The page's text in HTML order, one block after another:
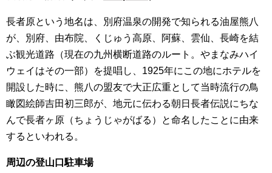
長者原という地名は、別府温泉の開発で知られる油屋熊八
が、別府、由布院、くじゅう高原、阿蘇、雲仙、長崎を結
ぶ観光道路（現在の九州横断道路のルート。やまなみハイ
ウェイはその一部）を提唱し、1925年にこの地にホテルを
開設した時に、熊八の盟友で大正広重として当時流行の鳥
瞰図絵師吉田初三郎が、地元に伝わる朝日長者伝説にちな
んで長者ヶ原（ちょうじゃがばる）と命名したことに由来
するといわれる。
周辺の登山口駐車場